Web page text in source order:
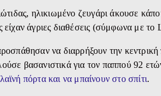
ηλικιωμένο ζευγάρι άκουσε
είχαν άγριες διαθέσεις (σύμφωνα με
να διαρρήξουν την
βασανιστικά για τον παππού 92
πόρτα και να μπαίνουν στο σπίτι.